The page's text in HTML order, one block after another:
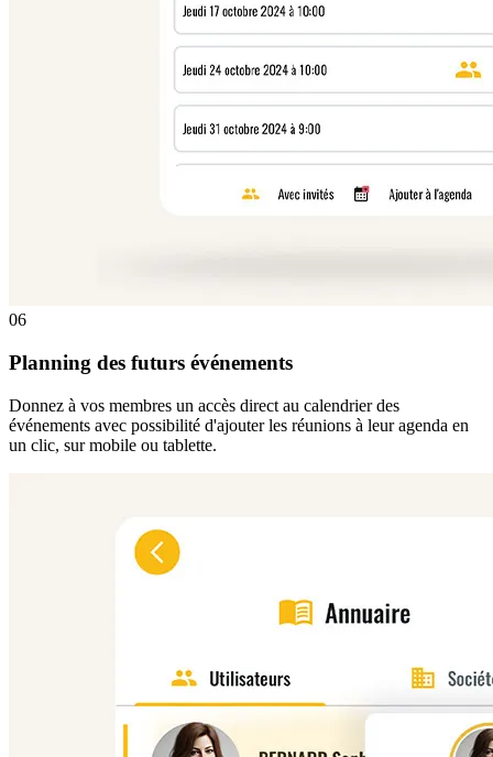
06
Planning des futurs événements
Donnez à vos membres un accès direct au calendrier des
événements avec possibilité d'ajouter les réunions à leur agenda en
un clic, sur mobile ou tablette.